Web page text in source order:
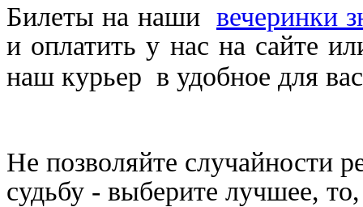
Билеты на наши вечеринки
и оплатить у нас на сайте
наш курьер в удобное для
Не позволяйте случайности
судьбу - выберите лучшее,